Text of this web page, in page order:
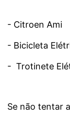
- Citroen Ami
- Bicicleta
- Trotinete
Se não tentar